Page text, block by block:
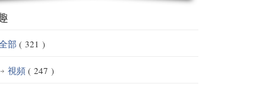
部 ( 321 )
視頻 ( 247 )